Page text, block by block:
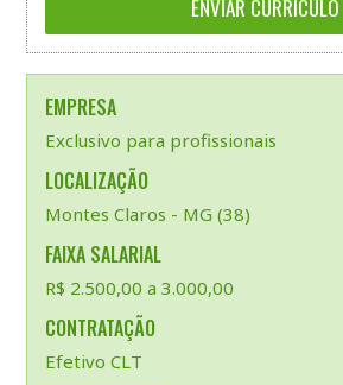
EMPRESA
Exclusivo para profissionais
LOCALIZAÇÃO
Montes Claros - MG (38)
FAIXA SALARIAL
R$ 2.500,00 a 3.000,00
CONTRATAÇÃO
Efetivo CLT